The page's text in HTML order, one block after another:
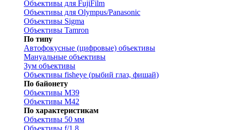
Объективы для FujiFilm
Объективы для Olympus/Panasonic
Объективы Sigma
Объективы Tamron
По типу
Автофокусные (цифровые) объективы
Мануальные объективы
Зум объективы
Объективы fisheye (рыбий глаз, фишай)
По байонету
Объективы M39
Объективы M42
По характеристикам
Объективы 50 мм
Объективы f/1.8